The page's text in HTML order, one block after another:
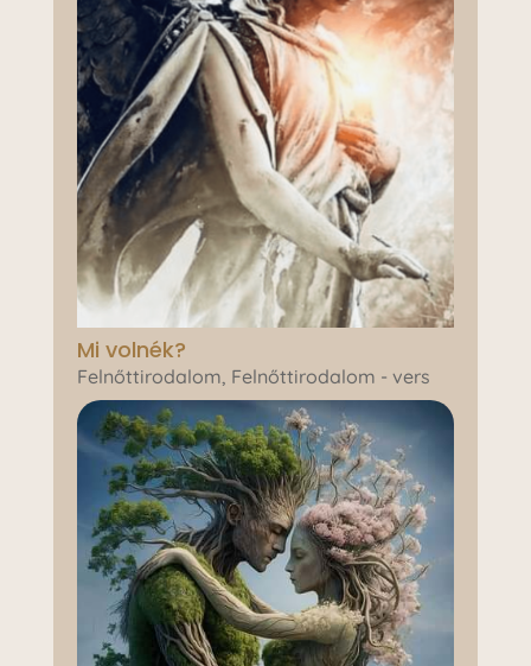
Mi volnék?
Felnőttirodalom, Felnőttirodalom - vers